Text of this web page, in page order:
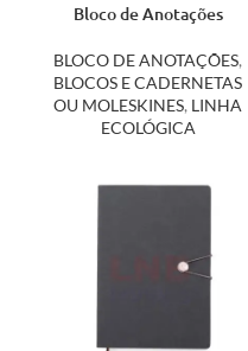
Bloco de Anotações
BLOCO DE ANOTAÇÕES,
BLOCOS E CADERNETAS
OU MOLESKINES, LINHA
ECOLÓGICA